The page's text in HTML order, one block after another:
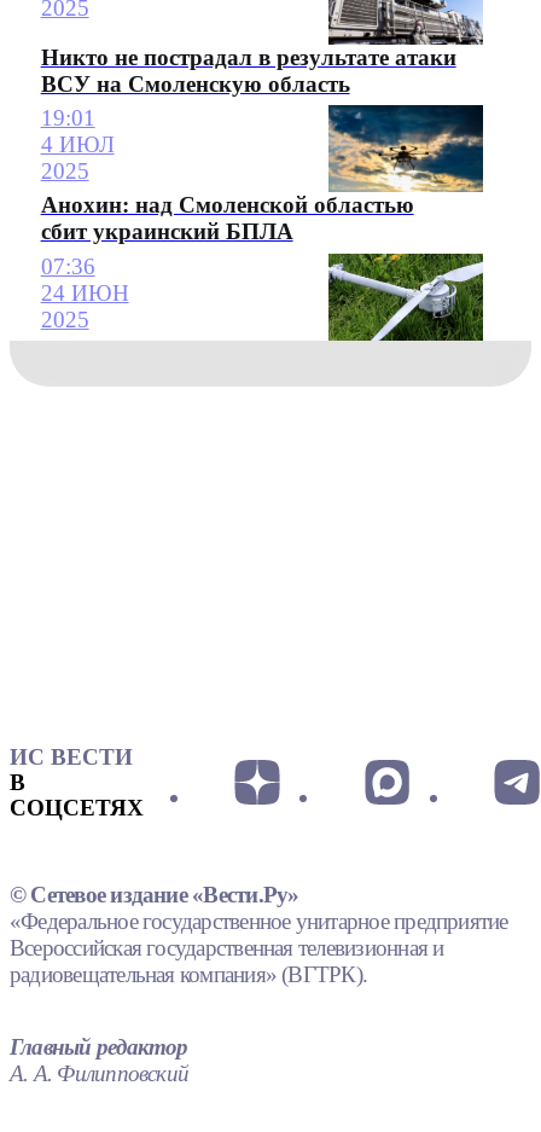
2025
Никто не пострадал в результате атаки
ВСУ на Смоленскую область
19:01
4 ИЮЛ
2025
Анохин: над Смоленской областью
сбит украинский БПЛА
07:36
24 ИЮН
2025
ИС ВЕСТИ
В
СОЦСЕТЯХ
© Сетевое издание «Вести.Ру»
«Федеральное государственное унитарное предприятие
Всероссийская государственная телевизионная и
радиовещательная компания» (ВГТРК).
Главный редактор
А. А. Филипповский